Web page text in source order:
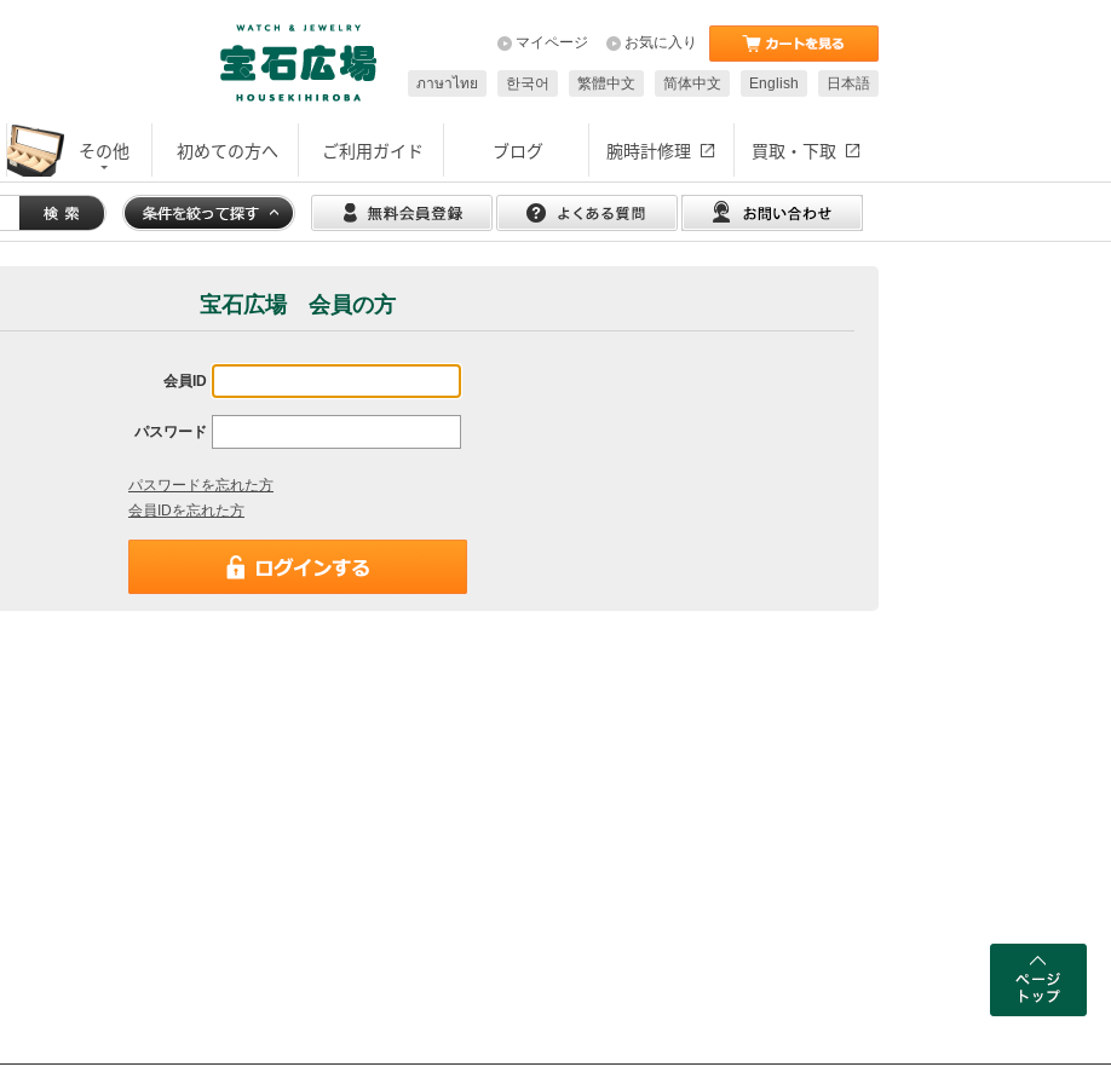
お気に入り
マイページ
日本語
English
简体中文
繁體中文
한국어
ภาษาไทย
その他 初めての方へ ご利用ガイド ブログ 腕時計修理 買取・下取
宝石広場 会員の方
会員ID
パスワード
パスワードを忘れた方
会員IDを忘れた方